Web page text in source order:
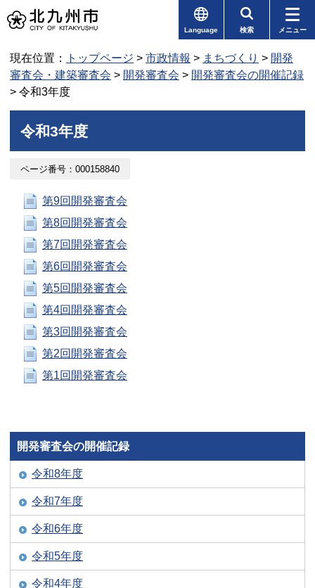
Language 検索 メニュー
現在位置： トップページ > 市政情報 > まちづくり > 開発
審査会・建築審査会 > 開発審査会 > 開発審査会の開催記録
> 令和3年度
令和3年度
ページ番号：000158840
第9回開発審査会
第8回開発審査会
第7回開発審査会
第6回開発審査会
第5回開発審査会
第4回開発審査会
第3回開発審査会
第2回開発審査会
第1回開発審査会
開発審査会の開催記録
令和8年度
令和7年度
令和6年度
令和5年度
令和4年度